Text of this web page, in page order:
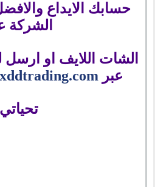
حسابك الايداع
الشركة
الشات اللايف او ارسل
عبر
تحياتي